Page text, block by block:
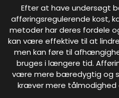
Efter at have undersøgt
afføringsregulerende kost,
metoder har deres fordele
kan være effektive til at
men kan føre til
bruges i længere tid.
være mere bæredygtig og
kræver mere tålmodighed